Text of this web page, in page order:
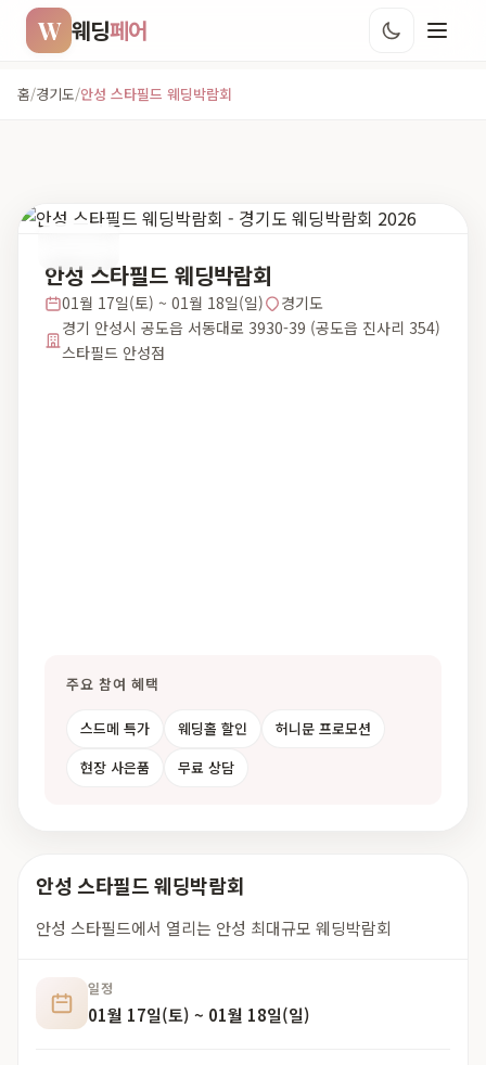
W 웨딩페어
홈/경기도/안성 스타필드 웨딩박람회
안성 스타필드 웨딩박람회
01월 17일(토) ~ 01월 18일(일)
경기도
경기 안성시 공도읍 서동대로 3930-39 (공도읍 진사리 354)
스타필드 안성점
주요 참여 혜택
스드메 특가 웨딩홀 할인
허니문 프로모션
현장 사은품
무료 상담
안성 스타필드 웨딩박람회
안성 스타필드에서 열리는 안성 최대규모 웨딩박람회
일정
01월 17일(토) ~ 01월 18일(일)